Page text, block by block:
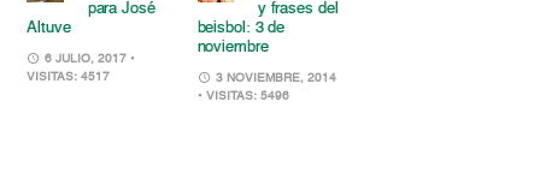
para José
Altuve
6 JULIO, 2017 •
VISITAS: 4517
y frases del
beisbol: 3 de
noviembre
3 NOVIEMBRE, 2014
• VISITAS: 5496